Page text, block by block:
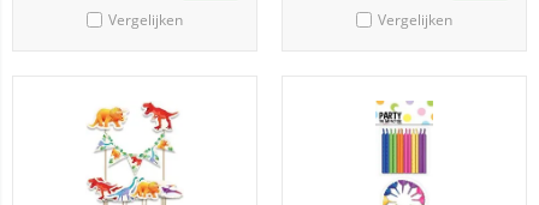
Vergelijken Vergelijken